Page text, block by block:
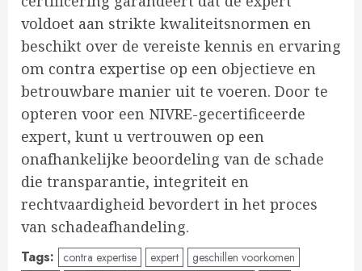
voldoet aan strikte kwaliteitsnormen en
beschikt over de vereiste kennis en ervaring
om contra expertise op een objectieve en
betrouwbare manier uit te voeren. Door te
opteren voor een NIVRE-gecertificeerde
expert, kunt u vertrouwen op een
onafhankelijke beoordeling van de schade
die transparantie, integriteit en
rechtvaardigheid bevordert in het proces
van schadeafhandeling.
Tags: contra expertise expert
geschillen voorkomen